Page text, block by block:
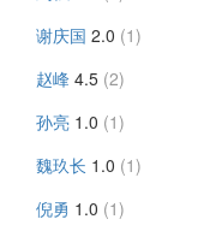
谢庆国 2.0 (1)
赵峰 4.5 (2)
孙亮 1.0 (1)
魏玖长 1.0 (1)
倪勇 1.0 (1)